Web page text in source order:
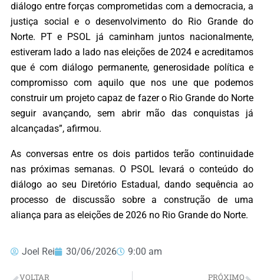
diálogo entre forças comprometidas com a democracia, a
justiça social e o desenvolvimento do Rio Grande do
Norte. PT e PSOL já caminham juntos nacionalmente,
estiveram lado a lado nas eleições de 2024 e acreditamos
que é com diálogo permanente, generosidade política e
compromisso com aquilo que nos une que podemos
construir um projeto capaz de fazer o Rio Grande do Norte
seguir avançando, sem abrir mão das conquistas já
alcançadas”, afirmou.
As conversas entre os dois partidos terão continuidade
nas próximas semanas. O PSOL levará o conteúdo do
diálogo ao seu Diretório Estadual, dando sequência ao
processo de discussão sobre a construção de uma
aliança para as eleições de 2026 no Rio Grande do Norte.
Joel Rei 30/06/2026 9:00 am
VOLTAR PRÓXIMO